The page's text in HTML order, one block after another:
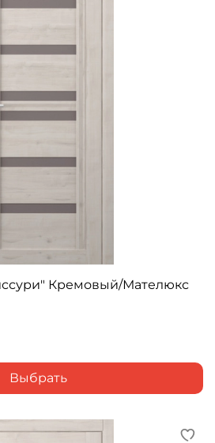
Кремовый/Мателюкс
Выбрать